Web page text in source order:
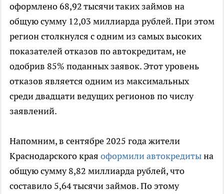
оформлено 68,92 тысячи таких займов на
общую сумму 12,03 миллиарда рублей. При этом
регион столкнулся с одним из самых высоких
показателей отказов по автокредитам, не
одобрив 85% поданных заявок. Этот уровень
отказов является одним из максимальных
среди двадцати ведущих регионов по числу
заявлений.
Напомним, в сентябре 2025 года жители
Краснодарского края оформили автокредитына
общую сумму 8,82 миллиарда рублей, что
составило 5,64 тысячи займов. По этому